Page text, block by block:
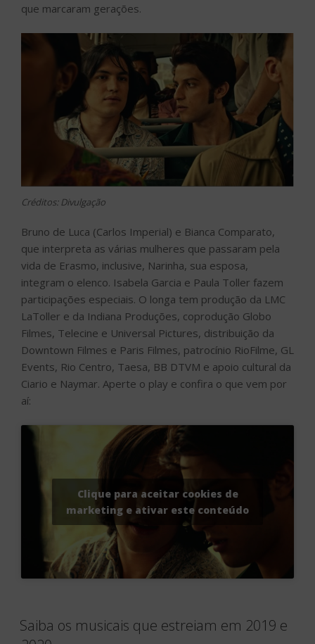
que marcaram gerações.
Créditos: Divulgação
Bruno de Luca (Carlos Imperial) e Bianca Comparato,
que interpreta as várias mulheres que passaram pela
vida de Erasmo, inclusive, Narinha, sua esposa,
integram o elenco. Isabela Garcia e Paula Toller fazem
participações especiais. O longa tem produção da LMC
LaToller e da Indiana Produções, coprodução Globo
Filmes, Telecine e Universal Pictures, distribuição da
Downtown Filmes e Paris Filmes, patrocínio RioFilme, GL
Events, Rio Centro, Taesa, BB DTVM e apoio cultural da
Ciario e Naymar. Aperte o play e confira o que vem por
aí:
Clique para aceitar cookies de
marketing e ativar este conteúdo
Saiba os musicais que estreiam em 2019 e